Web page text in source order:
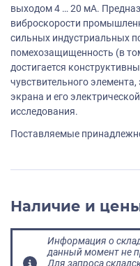
выходом 4 … 20 мА.
виброскорости
сильных индустриальных
помехозащищенность (в
достигается
чувствительного
экрана и его
исследования.
Поставляемые
Наличие и
Информация о
данный момент не
Для запроса